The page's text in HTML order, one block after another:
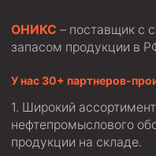
ОНИКС – поставщик с
запасом продукции в
У нас 30+ партнеров-
Широкий
нефтепромыслового
продукции на складе.